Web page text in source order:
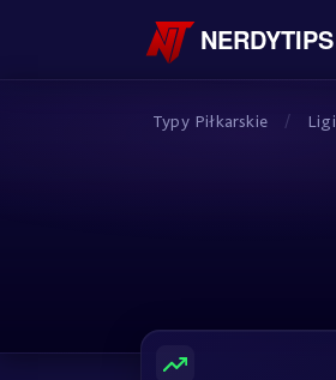
NERDYTIPS
Typy Piłkarskie / Ligi